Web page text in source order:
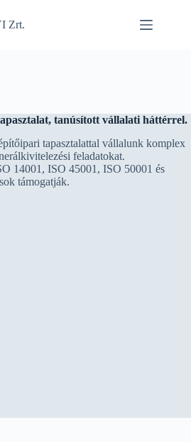
Zrt.
tanúsított vállalati háttérrel.
tapasztalattal vállalunk komplex
feladatokat.
14001, ISO 45001, ISO 50001 és
támogatják.